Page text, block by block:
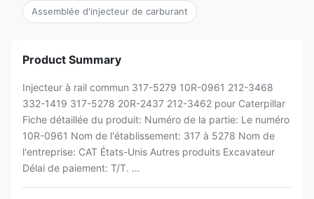
Assemblée d'injecteur de carburant
Product Summary
Injecteur à rail commun 317-5279 10R-0961 212-3468
332-1419 317-5278 20R-2437 212-3462 pour Caterpillar
Fiche détaillée du produit: Numéro de la partie: Le numéro
10R-0961 Nom de l'établissement: 317 à 5278 Nom de
l'entreprise: CAT États-Unis Autres produits Excavateur
Délai de paiement: T/T. ...